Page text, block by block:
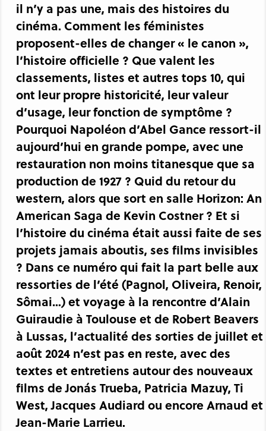
il n’y a pas une, mais des histoires du
cinéma. Comment les féministes
proposent-elles de changer « le canon »,
l’histoire officielle ? Que valent les
classements, listes et autres tops 10, qui
ont leur propre historicité, leur valeur
d’usage, leur fonction de symptôme ?
Pourquoi Napoléon d’Abel Gance ressort-il
aujourd’hui en grande pompe, avec une
restauration non moins titanesque que sa
production de 1927 ? Quid du retour du
western, alors que sort en salle Horizon: An
American Saga de Kevin Costner ? Et si
l’histoire du cinéma était aussi faite de ses
projets jamais aboutis, ses films invisibles
? Dans ce numéro qui fait la part belle aux
ressorties de l’été (Pagnol, Oliveira, Renoir,
Sômai…) et voyage à la rencontre d’Alain
Guiraudie à Toulouse et de Robert Beavers
à Lussas, l’actualité des sorties de juillet et
août 2024 n’est pas en reste, avec des
textes et entretiens autour des nouveaux
films de Jonás Trueba, Patricia Mazuy, Ti
West, Jacques Audiard ou encore Arnaud et
Jean-Marie Larrieu.